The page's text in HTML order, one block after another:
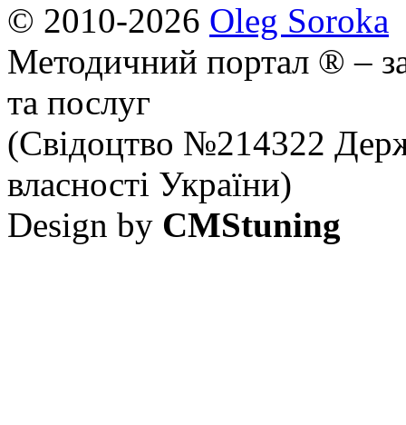
© 2010-2026 Oleg Soroka
Методичний портал ® –
та послуг
(Свідоцтво №214322
власності України)
Design by CMStuning